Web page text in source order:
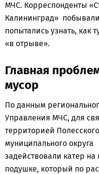
МЧС. Корреспонденты
Калининград»
попытались узнать, как
«в отрыве».
Главная
мусор
По данным
Управления МЧС, для
территорией Полесского
муниципального округа
задействовали катер на
подушке, который по